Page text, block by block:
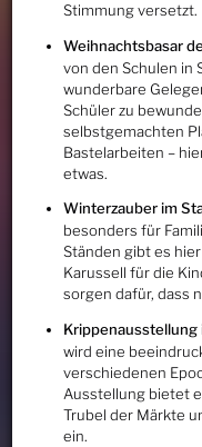
Stimmung versetzt.
Weihnachtsbasar
von den Schulen in
wunderbare
Schüler zu
selbstgemachten
Bastelarbeiten –
etwas.
Winterzauber im
besonders für
Ständen gibt es
Karussell für die
sorgen dafür, dass
Krippenausstellung
wird eine
verschiedenen
Ausstellung bietet
Trubel der Märkte
ein.